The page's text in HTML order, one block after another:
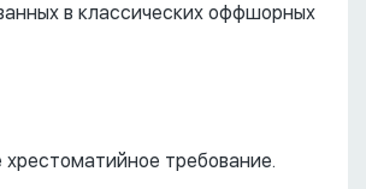
в классических оффшорных
хрестоматийное требование.